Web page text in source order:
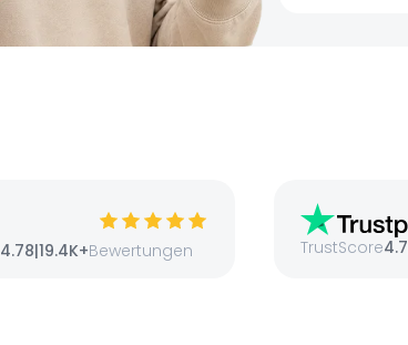
4.78|19.4K+Bewertungen TrustScore4.7